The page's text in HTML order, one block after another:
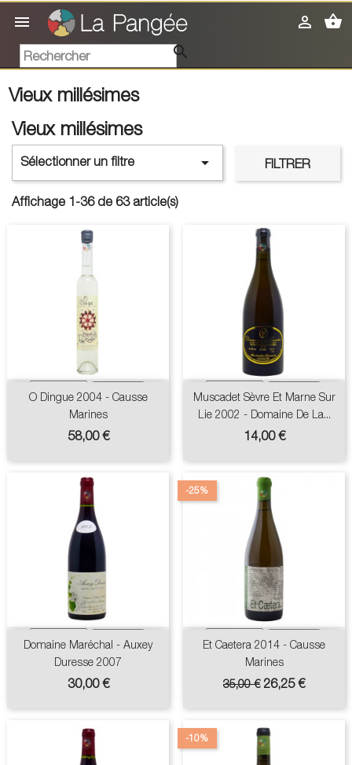
 shopping_basket


Vieux millésimes
Vieux millésimes
Sélectionner un filtre  FILTRER
Affichage 1-36 de 63 article(s)
O Dingue 2004 - Causse
Marines
Prix
58,00 €
Muscadet Sèvre Et Marne Sur
Lie 2002 - Domaine De La...
Prix
14,00 €
Domaine Maréchal - Auxey
Duresse 2007
Prix
30,00 €
Et Caetera 2014 - Causse
Marines
Prix
base
35,00 €
-25%
Prix
26,25 €
-10%